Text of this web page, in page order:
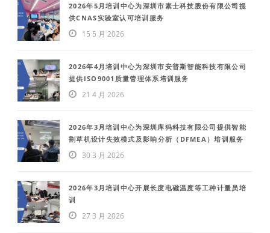
2026年5月培训中心为深圳市素士科技股份有限公司提
供CNAS实验室认可培训服务
15 5 月 2026
2026年4月培训中心为深圳市安普斯智能科技有限公司
提供ISO9001质量管理体系培训服务
21 4 月 2026
2026年3月培训中心为深圳库犸科技有限公司提供智能
割草机设计失效模式及影响分析（DFMEA）培训服务
30 3 月 2026
2026年3月培训中心开展长度电磁温度等工种计量员培
训
27 3 月 2026